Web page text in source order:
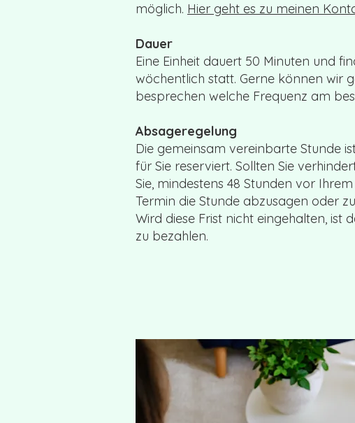
möglich. Hier geht es zu meinen
Dauer
Eine Einheit dauert 50 Minuten und
wöchentlich statt. Gerne können wir
besprechen welche Frequenz am
Absageregelung
Die gemeinsam vereinbarte Stunde
für Sie reserviert. Sollten Sie
Sie, mindestens 48 Stunden vor
Termin die Stunde abzusagen oder
Wird diese Frist nicht eingehalten, ist
zu bezahlen.​